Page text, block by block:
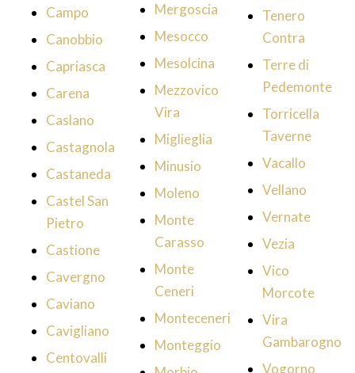
Campo
Canobbio
Capriasca
Carena
Caslano
Castagnola
Castaneda
Castel San
Pietro
Castione
Cavergno
Caviano
Cavigliano
Centovalli
Mergoscia
Mesocco
Mesolcina
Mezzovico
Vira
Miglieglia
Minusio
Moleno
Monte
Carasso
Monte
Ceneri
Monteceneri
Monteggio
Tenero
Contra
Terre di
Pedemonte
Torricella
Taverne
Vacallo
Vellano
Vernate
Vezia
Vico
Morcote
Vira
Gambarogno
Vogorno